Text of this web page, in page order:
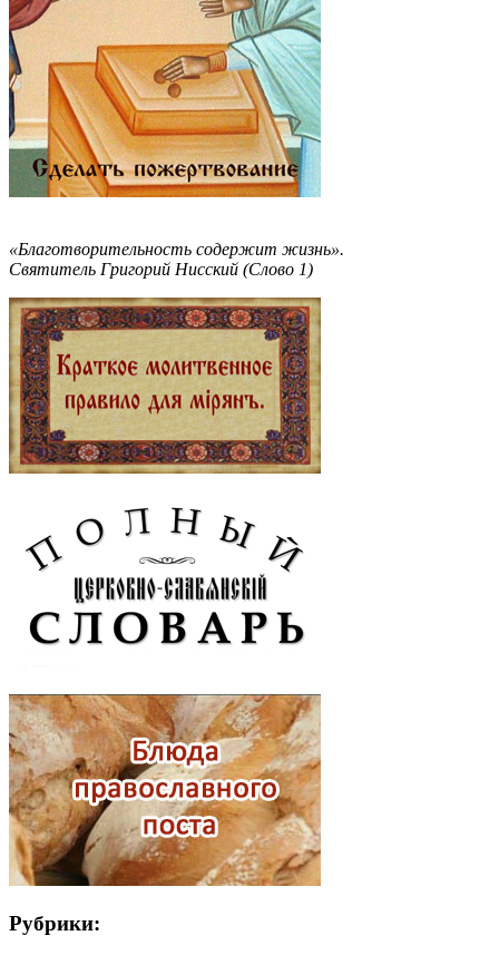
«Благотворительность содержит жизнь».
Святитель Григорий Нисский (Слово 1)
Рубрики: